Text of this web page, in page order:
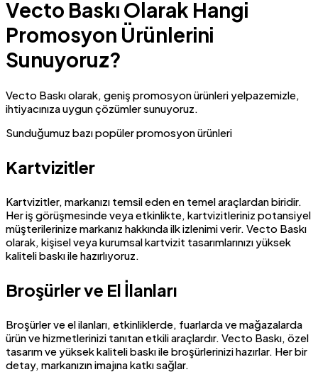
Vecto Baskı Olarak Hangi
Promosyon Ürünlerini
Sunuyoruz?
Vecto Baskı olarak, geniş promosyon ürünleri yelpazemizle,
ihtiyacınıza uygun çözümler sunuyoruz.
Sunduğumuz bazı popüler promosyon ürünleri
Kartvizitler
Kartvizitler, markanızı temsil eden en temel araçlardan biridir.
Her iş görüşmesinde veya etkinlikte, kartvizitleriniz potansiyel
müşterilerinize markanız hakkında ilk izlenimi verir. Vecto Baskı
olarak, kişisel veya kurumsal kartvizit tasarımlarınızı yüksek
kaliteli baskı ile hazırlıyoruz.
Broşürler ve El İlanları
Broşürler ve el ilanları, etkinliklerde, fuarlarda ve mağazalarda
ürün ve hizmetlerinizi tanıtan etkili araçlardır. Vecto Baskı, özel
tasarım ve yüksek kaliteli baskı ile broşürlerinizi hazırlar. Her bir
detay, markanızın imajına katkı sağlar.